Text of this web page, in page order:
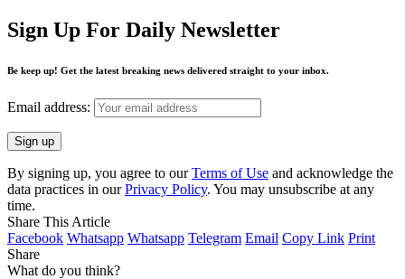
Sign Up For Daily Newsletter
Be keep up! Get the latest breaking news delivered straight to your inbox.
Email address:
By signing up, you agree to ourTerms of Use and acknowledge the
data practices in ourPrivacy Policy. You may unsubscribe at any
time.
Share This Article
Facebook Whatsapp Whatsapp Telegram Email Copy Link Print
Share
What do you think?